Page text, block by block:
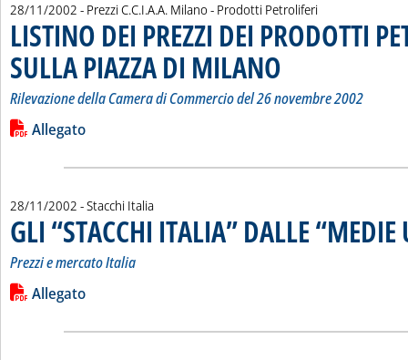
28/11/2002 - Prezzi C.C.I.A.A. Milano - Prodotti Petroliferi
LISTINO DEI PREZZI DEI PRODOTTI
SULLA PIAZZA DI MILANO
Rilevazione della Camera di Commercio del 26 novembre 2002
Leggi tutta la notizia: 'LISTINO DEI PREZZI DEI PRODOTTI
Lista allegati PDF alla notizia
Allegato
28/11/2002 - Stacchi Italia
GLI “STACCHI ITALIA” DALLE “MEDIE
Prezzi e mercato Italia
Leggi tutta la notizia: 'GLI “STACCHI ITALIA” DALLE “MEDIE
Lista allegati PDF alla notizia
Allegato